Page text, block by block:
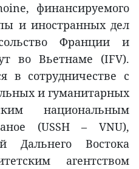
финансируемого
и иностранных дел
Франции и
во Вьетнаме (IFV).
в сотрудничестве с
и гуманитарных
национальным
(USSH – VNU),
Дальнего Востока
агентством